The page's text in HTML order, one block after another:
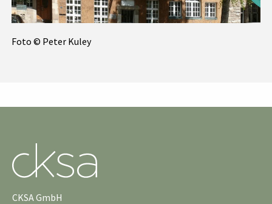
Foto © Peter Kuley
CKSA GmbH